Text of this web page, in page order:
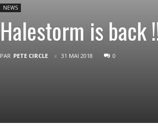
NEWS
Halestorm is back
PAR PETE CIRCLE 31 MAI 2018 0